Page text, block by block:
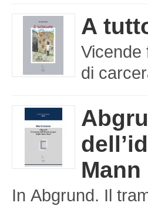
A
Vicende
di
In Abgrund. Il